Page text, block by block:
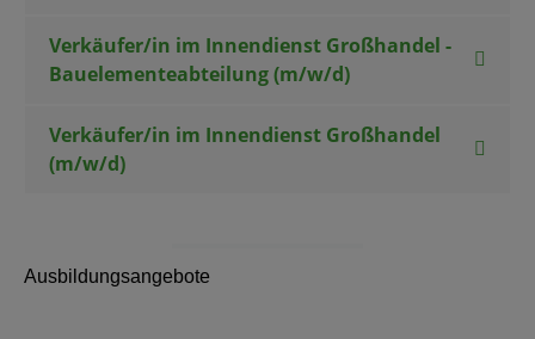
Verkäufer/in im Innendienst Großhandel -
Bauelementeabteilung (m/w/d)
Verkäufer/in im Innendienst Großhandel
(m/w/d)
Ausbildungsangebote